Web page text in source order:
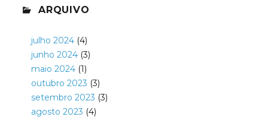
ARQUIVO
julho 2024(4)
junho 2024(3)
maio 2024(1)
outubro 2023 (3)
setembro 2023 (3)
agosto 2023 (4)